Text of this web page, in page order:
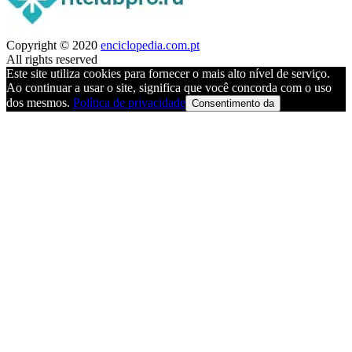
Copyright © 2020 enciclopedia.com.pt
All rights reserved
Este site utiliza cookies para fornecer o mais alto nível de serviço.
Ao continuar a usar o site, significa que você concorda com o uso
dos mesmos. Política de privacidade Consentimento da